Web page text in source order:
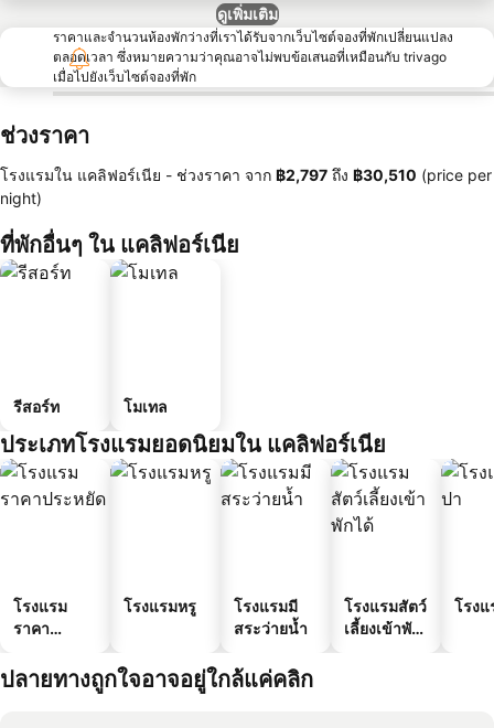
ดูเพิ่มเติม
ราคาและจำนวนห้องพักว่างที่เราได้รับจากเว็บไซต์จองที่พักเปลี่ยนแปลง
ตลอดเวลา ซึ่งหมายความว่าคุณอาจไม่พบข้อเสนอที่เหมือนกับ trivago
เมื่อไปยังเว็บไซต์จองที่พัก
ช่วงราคา
โรงแรมใน แคลิฟอร์เนีย - ช่วงราคา จาก ‎฿2,797 ถึง ‎฿30,510 (price per
night)
ที่พักอื่นๆ ใน แคลิฟอร์เนีย
รีสอร์ท โมเทล
ประเภทโรงแรมยอดนิยมใน แคลิฟอร์เนีย
โรงแรม
ราคา
โรงแรมหรู
โรงแรมมี
สระว่ายน้ำ
โรงแรมสัตว์
เลี้ยงเข้าพัก
โรง
ปลายทางถูกใจอาจอยู่ใกล้แค่คลิก